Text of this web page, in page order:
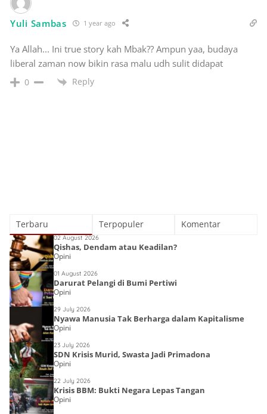
Yuli Sambas 1 year ago
Ya Allah... Ini true story kah Mbak?? Ampun yaa, budaya
liberal zaman now bikin rasa malu udh sulit didapat
0 Reply
Terbaru Terpopuler Komentar
02 August 2026
Qishas, Dendam atau Keadilan?
Opini
01 August 2026
Darurat Pelangi di Bumi Pertiwi
Opini
29 July 2026
Nyawa Manusia Tak Berharga dalam Kapitalisme
Opini
23 July 2026
SDN Krisis Murid, Swasta Jadi Primadona
Opini
22 July 2026
Krisis BBM: Bukti Negara Lepas Tangan
Opini